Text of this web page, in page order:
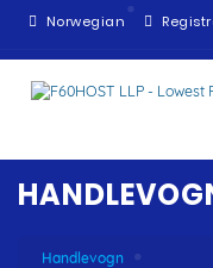
Norwegian
Handlevogn